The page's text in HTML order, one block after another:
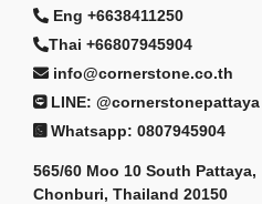
Eng +6638411250
Thai +66807945904
info@cornerstone.co.th
LINE: @cornerstonepattaya
Whatsapp: 0807945904
565/60 Moo 10 South Pattaya,
Chonburi, Thailand 20150